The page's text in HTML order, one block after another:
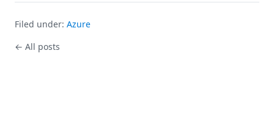
Filed under: Azure
← All posts